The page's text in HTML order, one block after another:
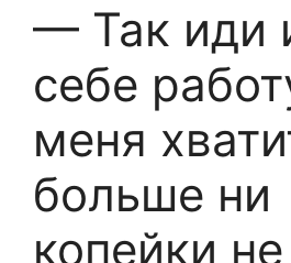
— Так иди
себе
меня
больше ни
копейки